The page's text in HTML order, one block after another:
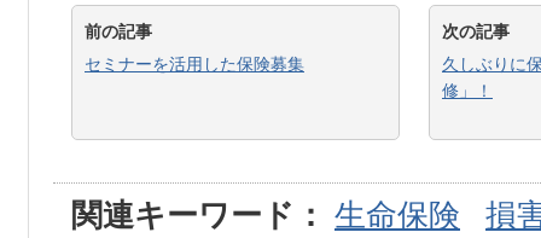
前の記事
セミナーを活用した保険募集
次の記事
久しぶりに
修」！
関連キーワード： 生命保険 損